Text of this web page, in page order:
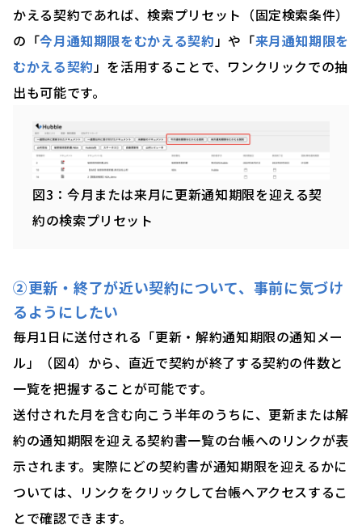
かえる契約であれば、検索プリセット（固定検索条件）
の「今月通知期限をむかえる契約」や「来月通知期限を
むかえる契約」を活用することで、ワンクリックでの抽
出も可能です。
図3：今月または来月に更新通知期限を迎える契
約の検索プリセット
②更新・終了が近い契約について、事前に気づけ
るようにしたい
毎月1日に送付される「更新・解約通知期限の通知メー
ル」（図4）から、直近で契約が終了する契約の件数と
一覧を把握することが可能です。
送付された月を含む向こう半年のうちに、更新または解
約の通知期限を迎える契約書一覧の台帳へのリンクが表
示されます。実際にどの契約書が通知期限を迎えるかに
ついては、リンクをクリックして台帳へアクセスするこ
とで確認できます。